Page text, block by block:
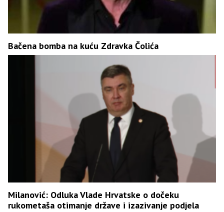
Bačena bomba na kuću Zdravka Čolića
Milanović: Odluka Vlade Hrvatske o dočeku
rukometaša otimanje države i izazivanje podjela